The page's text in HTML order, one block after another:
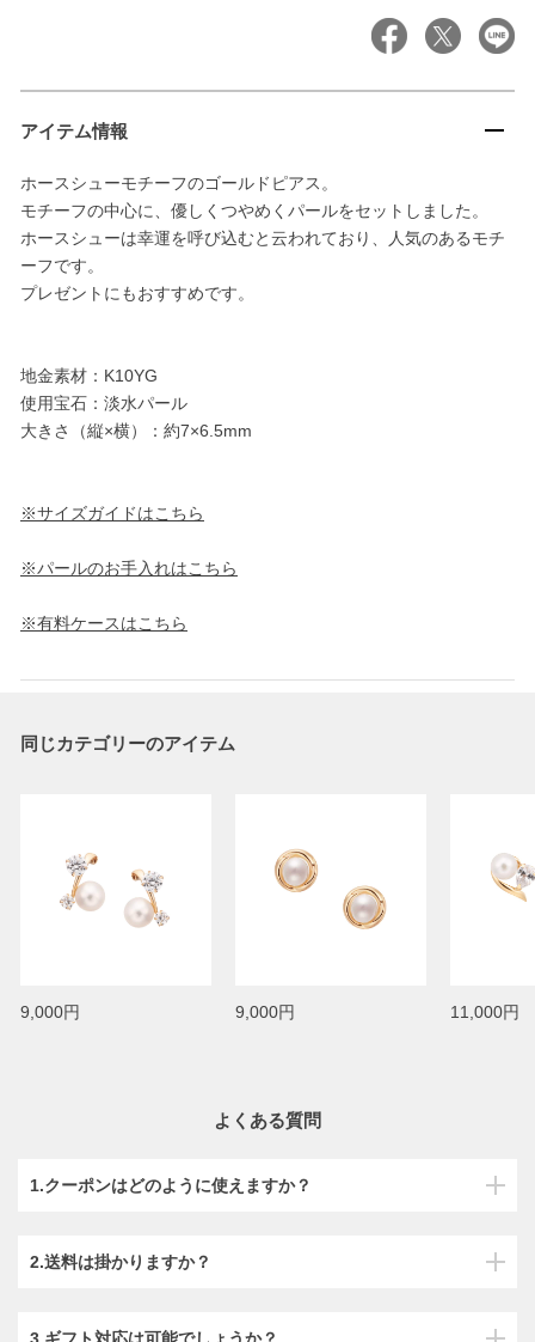
アイテム情報
ホースシューモチーフのゴールドピアス。
モチーフの中心に、優しくつやめくパールをセットしました。
ホースシューは幸運を呼び込むと云われており、人気のあるモチ
ーフです。
プレゼントにもおすすめです。
地金素材：K10YG
使用宝石：淡水パール
大きさ（縦×横）：約7×6.5mm
※サイズガイドはこちら
※パールのお手入れはこちら
※有料ケースはこちら
同じカテゴリーのアイテム
9,000円 9,000円 11,000円
よくある質問
1.クーポンはどのように使えますか？
2.送料は掛かりますか？